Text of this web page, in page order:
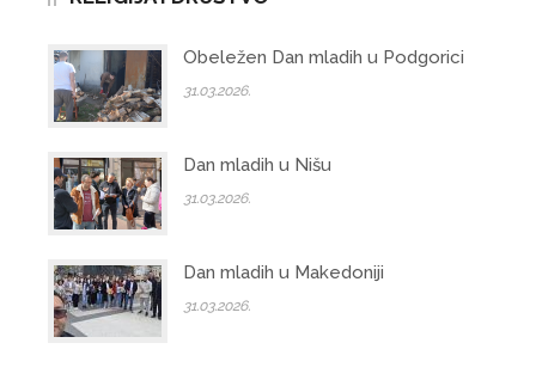
Obeležen Dan mladih u Podgorici
31.03.2026.
Dan mladih u Nišu
31.03.2026.
Dan mladih u Makedoniji
31.03.2026.